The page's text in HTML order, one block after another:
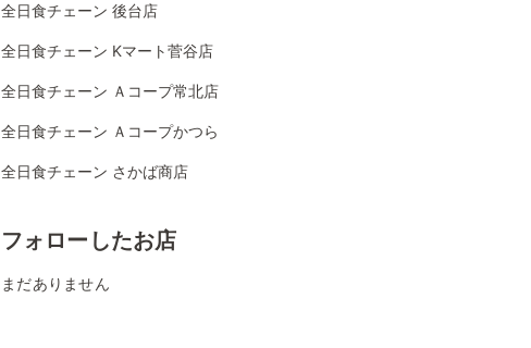
全日食チェーン 後台店
全日食チェーン Kマート菅谷店
全日食チェーン Ａコープ常北店
全日食チェーン Ａコープかつら
全日食チェーン さかば商店
フォローしたお店
まだありません